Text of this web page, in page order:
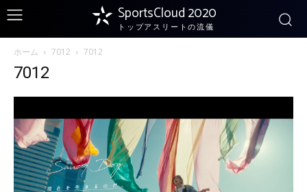
SportsCloud 2020
トップアスリートの流儀
ホーム 7012 7012
7012